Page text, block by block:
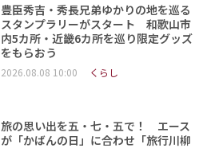
豊臣秀吉・秀長兄弟ゆかりの地を巡る
スタンプラリーがスタート 和歌山市
内5カ所・近畿6カ所を巡り限定グッズ
をもらおう
2026.08.08 10:00 くらし
旅の思い出を五・七・五で！ エース
が「かばんの日」に合わせ「旅行川柳